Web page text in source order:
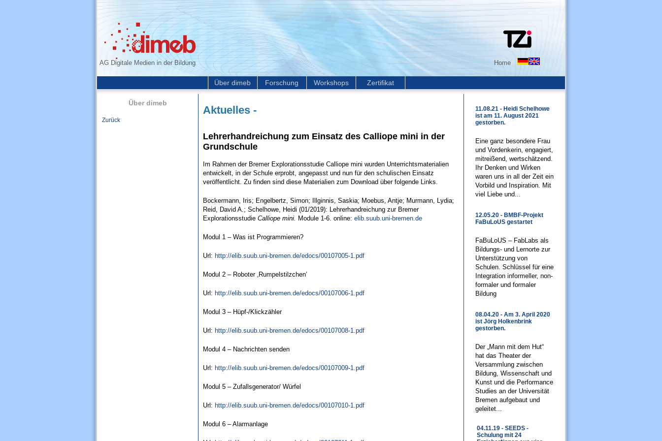
AG Digitale Medien in der Bildung Home
Über dimeb Forschung Workshops Zertifikat
Über dimeb
Zurück
Aktuelles -
Lehrerhandreichung zum Einsatz des Calliope mini in der
Grundschule
Im Rahmen der Bremer Explorationsstudie Calliope mini wurden Unterrichtsmaterialien
entwickelt, in der Schule erprobt, angepasst und nun für den schulischen Einsatz
veröffentlicht. Zu finden sind diese Materialien zum Download über folgende Links.
Bockermann, Iris; Engelbertz, Simon; Illginnis, Saskia; Moebus, Antje; Murmann, Lydia;
Reid, David A.; Schelhowe, Heidi (01/2019): Lehrerhandreichung zur Bremer
Explorationsstudie Calliope mini. Module 1-6. online: elib.suub.uni-bremen.de
Modul 1 – Was ist Programmieren?
Url: http://elib.suub.uni-bremen.de/edocs/00107005-1.pdf
Modul 2 – Roboter ‚Rumpelstilzchen’
Url: http://elib.suub.uni-bremen.de/edocs/00107006-1.pdf
Modul 3 – Hüpf-/Klickzähler
Url: http://elib.suub.uni-bremen.de/edocs/00107008-1.pdf
Modul 4 – Nachrichten senden
Url: http://elib.suub.uni-bremen.de/edocs/00107009-1.pdf
Modul 5 – Zufallsgenerator/ Würfel
Url: http://elib.suub.uni-bremen.de/edocs/00107010-1.pdf
Modul 6 – Alarmanlage
11.08.21 - Heidi Schelhowe
ist am 11. August 2021
gestorben.
Eine ganz besondere Frau
und Vordenkerin, engagiert,
mitreißend, wertschätzend.
Ihr Denken und Wirken
waren uns in all der Zeit ein
Vorbild und Inspiration. Mit
viel Liebe und...
12.05.20 - BMBF-Projekt
FaBuLoUS gestartet
FaBuLoUS – FabLabs als
Bildungs- und Lernorte zur
Unterstützung von
Schulen. Schlüssel für eine
Integration informeller, non-
formaler und formaler
Bildung
08.04.20 - Am 3. April 2020
ist Jörg Holkenbrink
gestorben.
Der „Mann mit dem Hut“
hat das Theater der
Versammlung zwischen
Bildung, Wissenschaft und
Kunst und die Performance
Studies an der Universität
Bremen aufgebaut und
geleitet...
04.11.19 - SEEDS -
Schulung mit 24